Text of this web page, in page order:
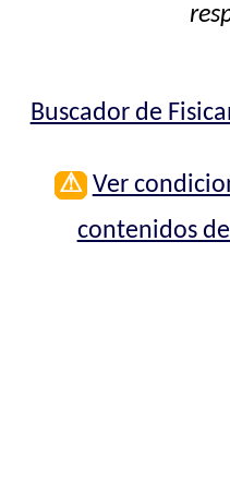
Buscador de
⚠ Ver
contenidos